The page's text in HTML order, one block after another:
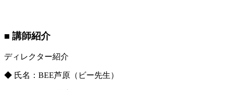
■ 講師紹介
ディレクター紹介
◆ 氏名：BEE芦原（ビー先生）